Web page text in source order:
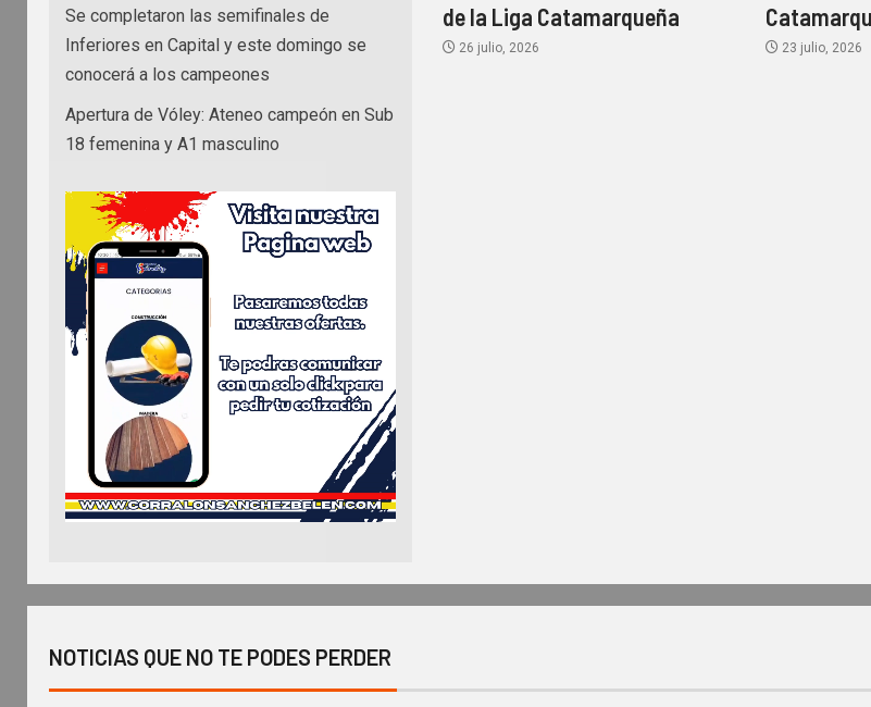
de la Liga Catamarqueña
26 julio, 2026 23 julio, 2026
Se completaron las semifinales de
Inferiores en Capital y este domingo se
conocerá a los campeones
Apertura de Vóley: Ateneo campeón en Sub
18 femenina y A1 masculino
NOTICIAS QUE NO TE PODES PERDER